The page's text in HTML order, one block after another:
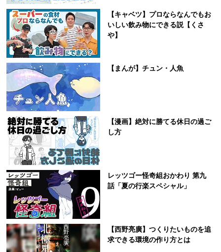
【キャベツ】プロならなんでもお
いしい飲み物にできる説【くさ
や】
【まんが】チュン・人魚
【漫画】絶対に勝てる休日の過ご
し方
レッツゴー怪奇組おかわり 第九
話「夏の行楽スペシャル」
【西野亮廣】つくりたいものを追
求できる環境の作り方とは